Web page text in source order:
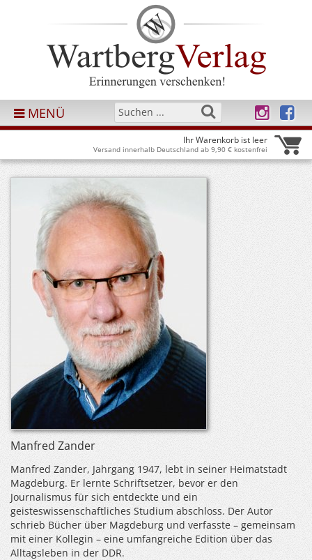
MENÜ
Ihr Warenkorb ist leer
Versand innerhalb Deutschland ab 9,90 € kostenfrei
Manfred Zander
Manfred Zander, Jahrgang 1947, lebt in seiner Heimatstadt
Magdeburg. Er lernte Schriftsetzer, bevor er den
Journalismus für sich entdeckte und ein
geisteswissenschaftliches Studium abschloss. Der Autor
schrieb Bücher über Magdeburg und verfasste – gemeinsam
mit einer Kollegin – eine umfangreiche Edition über das
Alltagsleben in der DDR.